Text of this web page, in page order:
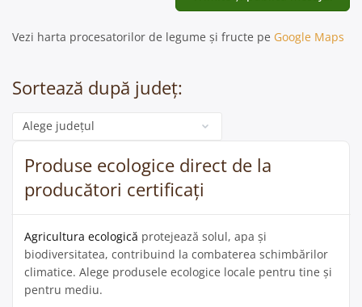
Vezi harta procesatorilor de legume și fructe pe Google Maps
Sortează după județ:
Categorie
Produse ecologice direct de la
producători certificați
Agricultura ecologică protejează solul, apa și
biodiversitatea, contribuind la combaterea schimbărilor
climatice. Alege produsele ecologice locale pentru tine și
pentru mediu.